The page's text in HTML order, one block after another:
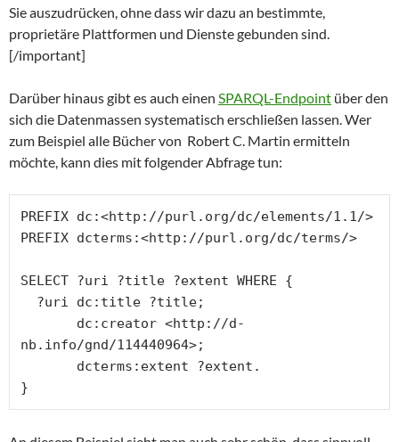
Sie auszudrücken, ohne dass wir dazu an bestimmte,
proprietäre Plattformen und Dienste gebunden sind.
[/important]
Darüber hinaus gibt es auch einen SPARQL-Endpoint über den
sich die Datenmassen systematisch erschließen lassen. Wer
zum Beispiel alle Bücher von Robert C. Martin ermitteln
möchte, kann dies mit folgender Abfrage tun:
PREFIX dc:<http://purl.org/dc/elements/1.1/>
PREFIX dcterms:<http://purl.org/dc/terms/>
SELECT ?uri ?title ?extent WHERE {
nb.info/gnd/114440964>;
}